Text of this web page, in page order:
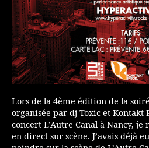
Lors de la 4ème édition de la
organisée par dj Toxic et Kontakt
concert L’Autre Canal à Nancy,
en direct sur scène. J’avais déjà